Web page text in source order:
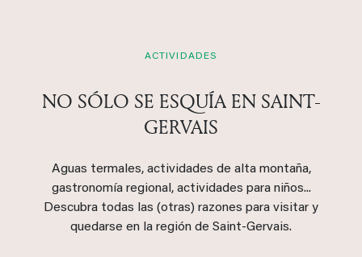
ACTIVIDADES
NO SÓLO SE ESQUÍA EN SAINT-
GERVAIS
Aguas termales, actividades de alta montaña,
gastronomía regional, actividades para niños...
Descubra todas las (otras) razones para visitar y
quedarse en la región de Saint-Gervais.